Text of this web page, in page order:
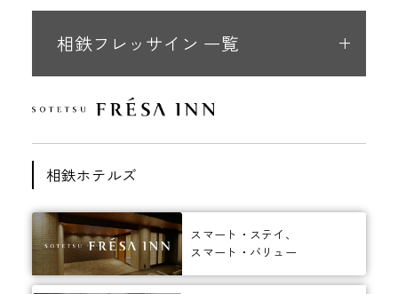
相鉄フレッサイン 一覧
相鉄ホテルズ
スマート・ステイ、
スマート・バリュー